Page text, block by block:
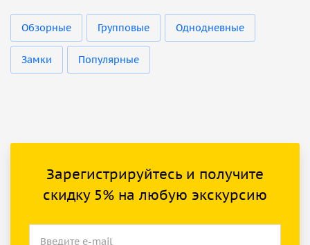
Обзорные Групповые Однодневные
Замки Популярные
Зарегистрируйтесь и получите
скидку 5% на любую экскурсию